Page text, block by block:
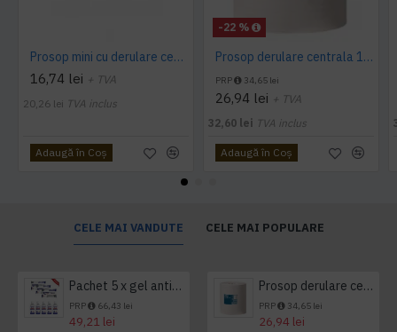
Prosop mini cu derulare centrala 1 pliu, 120 m Tork
16,74 lei + TVA
20,26 lei TVA inclus
Adaugă în Coş
-22 %
Prosop derulare centrala 1 pliu, 300 m Tork
PRP 34,65 lei
26,94 lei + TVA
32,60 lei TVA inclus
Adaugă în Coş
CELE MAI VANDUTE CELE MAI POPULARE
Pachet 5 x gel antibacterian 50ml si 3 x Servetele antibacteriene 48 buc Hygienium
PRP 66,43 lei
49,21 lei
Prosop derulare centrala 1 pliu, 300 m Tork
PRP 34,65 lei
26,94 lei